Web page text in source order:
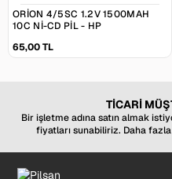
ORION 4/5SC 1.2V 1500MAH
10C NI-CD PIL - HP
65,00 TL
TİCARİ
Bir işletme adına satın almak
fiyatları sunabiliriz. Daha